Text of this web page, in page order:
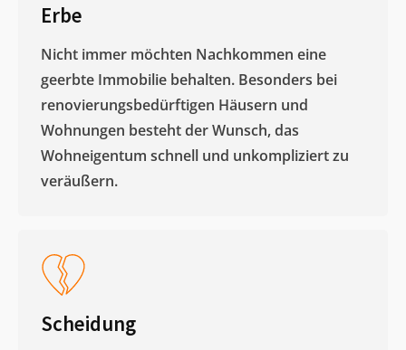
Erbe
Nicht immer möchten Nachkommen eine
geerbte Immobilie behalten. Besonders bei
renovierungsbedürftigen Häusern und
Wohnungen besteht der Wunsch, das
Wohneigentum schnell und unkompliziert zu
veräußern. ​
Scheidung